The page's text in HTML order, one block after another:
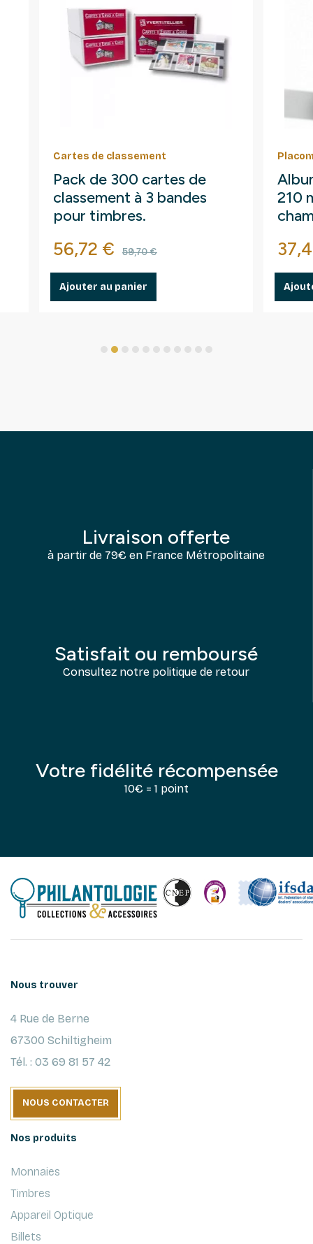
Cartes de classement
Pack de 300 cartes de
classement à 3 bandes
pour timbres.
Prix
56,72 € Prix de base
59,70 €
Ajouter au panier
210
Prix
Livraison offerte
à partir de 79€ en France Métropolitaine
Satisfait ou remboursé
Consultez notre politique de retour
Votre fidélité récompensée
10€ = 1 point
Nous trouver
4 Rue de Berne
67300 Schiltigheim
Tél. : 03 69 81 57 42
NOUS CONTACTER
Nos produits
Monnaies
Timbres
Appareil Optique
Billets